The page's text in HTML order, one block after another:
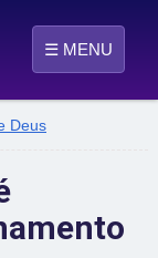
☰ MENU
Deus